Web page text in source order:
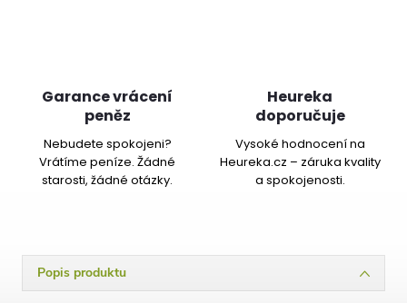
Garance vrácení
peněz
Nebudete spokojeni?
Vrátíme peníze. Žádné
starosti, žádné otázky.
Heureka
doporučuje
Vysoké hodnocení na
Heureka.cz – záruka kvality
a spokojenosti.
Popis produktu